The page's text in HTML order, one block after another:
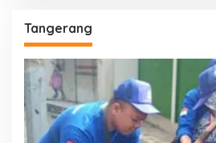
Tangerang